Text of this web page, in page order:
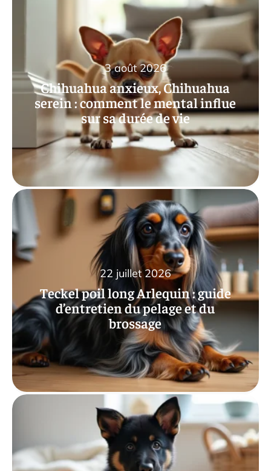
Chihuahua anxieux, Chihuahua
serein : comment le mental influe
sur sa durée de vie
3 août 2026
Teckel poil long Arlequin : guide
d’entretien du pelage et du
brossage
22 juillet 2026